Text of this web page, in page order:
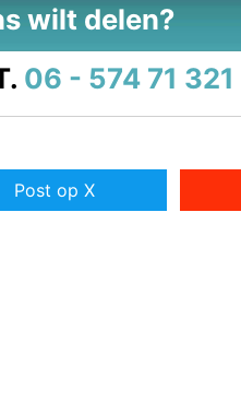
wilt delen?
06 - 574 71 321
Post op X